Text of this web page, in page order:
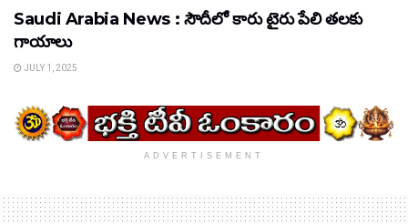
Saudi Arabia News : సౌదీలో కారు టైరు పేలి తలకు
గాయాలు
JULY 1, 2025
ADVERTISEMENT